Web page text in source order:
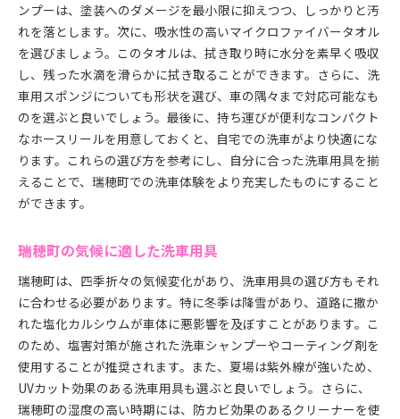
ンプーは、塗装へのダメージを最小限に抑えつつ、しっかりと汚
れを落とします。次に、吸水性の高いマイクロファイバータオル
を選びましょう。このタオルは、拭き取り時に水分を素早く吸収
し、残った水滴を滑らかに拭き取ることができます。さらに、洗
車用スポンジについても形状を選び、車の隅々まで対応可能なも
のを選ぶと良いでしょう。最後に、持ち運びが便利なコンパクト
なホースリールを用意しておくと、自宅での洗車がより快適にな
ります。これらの選び方を参考にし、自分に合った洗車用具を揃
えることで、瑞穂町での洗車体験をより充実したものにすること
ができます。
瑞穂町の気候に適した洗車用具
瑞穂町は、四季折々の気候変化があり、洗車用具の選び方もそれ
に合わせる必要があります。特に冬季は降雪があり、道路に撒か
れた塩化カルシウムが車体に悪影響を及ぼすことがあります。こ
のため、塩害対策が施された洗車シャンプーやコーティング剤を
使用することが推奨されます。また、夏場は紫外線が強いため、
UVカット効果のある洗車用具も選ぶと良いでしょう。さらに、
瑞穂町の湿度の高い時期には、防カビ効果のあるクリーナーを使